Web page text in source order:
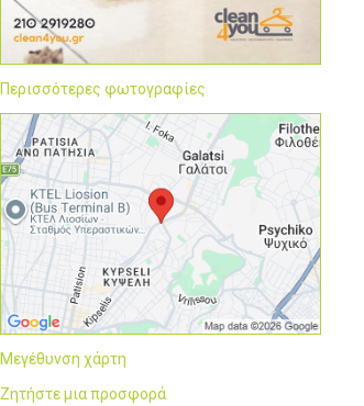
Περισσότερες φωτογραφίες
Μεγέθυνση χάρτη
Ζητήστε μια προσφορά